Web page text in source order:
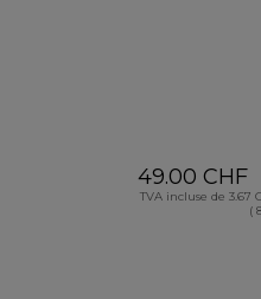
49.00 CHF
TVA incluse de 3.67
(